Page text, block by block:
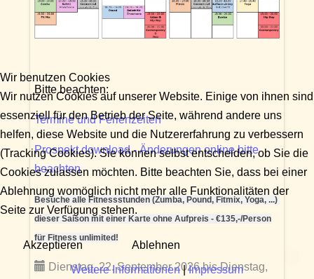
Bitte beachten:
Termine und Ferienzeiten
Prospekt download - Änderungen online bitte
beachten
Besuche alle Fitnessstunden (Zumba, Pound, Fitmix, Yoga, ...)
dieser Saison mit einer Karte ohne Aufpreis - €135,-/Person
für Fitness unlimited!
Dienstag, 22. September 2026 bis Dienstag,
Wir benutzen Cookies
Wir nutzen Cookies auf unserer Website. Einige von ihnen sind
essenziell für den Betrieb der Seite, während andere uns
helfen, diese Website und die Nutzererfahrung zu verbessern
(Tracking Cookies). Sie können selbst entscheiden, ob Sie die
Cookies zulassen möchten. Bitte beachten Sie, dass bei einer
Ablehnung womöglich nicht mehr alle Funktionalitäten der
Seite zur Verfügung stehen.
Akzeptieren Ablehnen
Weitere Informationen|Impressum